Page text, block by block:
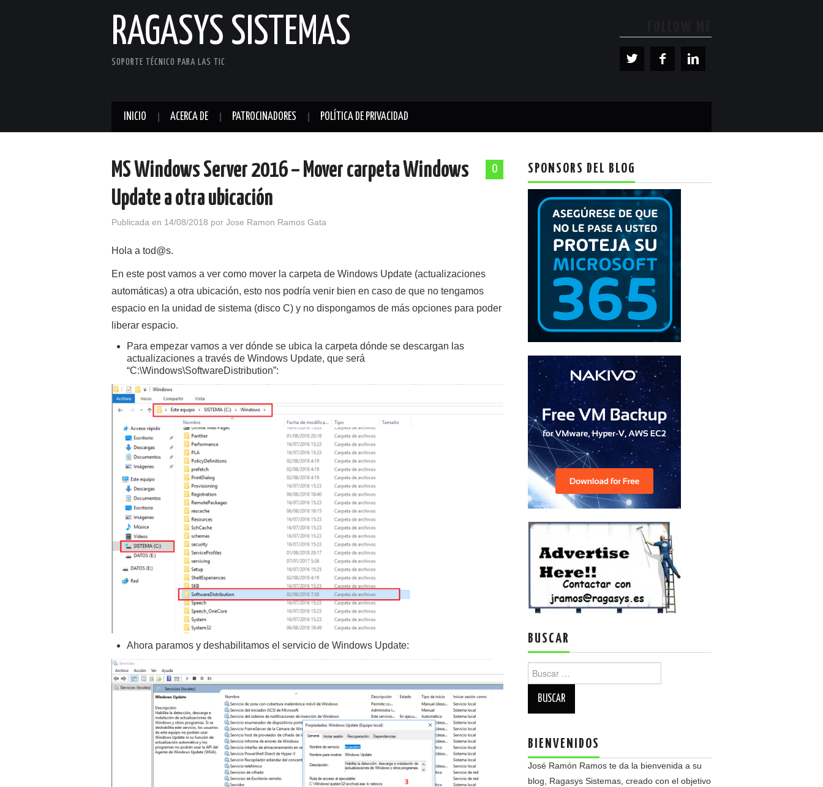
RAGASYS SISTEMAS
SOPORTE TÉCNICO PARA LAS TIC
INICIO ACERCA DE PATROCINADORES POLÍTICA DE PRIVACIDAD
0
MS Windows Server 2016 – Mover carpeta Windows
Update a otra ubicación
Publicada en 14/08/2018 por Jose Ramon Ramos Gata
Hola a tod@s.
En este post vamos a ver como mover la carpeta de Windows Update (actualizaciones
automáticas) a otra ubicación, esto nos podría venir bien en caso de que no tengamos
espacio en la unidad de sistema (disco C) y no dispongamos de más opciones para poder
liberar espacio.
Para empezar vamos a ver dónde se ubica la carpeta dónde se descargan las
actualizaciones a través de Windows Update, que será
“C:\Windows\SoftwareDistribution”:
Ahora paramos y deshabilitamos el servicio de Windows Update:
SPONSORS DEL BLOG
BUSCAR
BIENVENIDOS
José Ramón Ramos te da la bienvenida a su
blog, Ragasys Sistemas, creado con el objetivo